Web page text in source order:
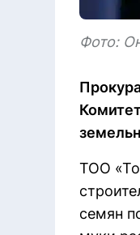
Фото:
ТОО
семян